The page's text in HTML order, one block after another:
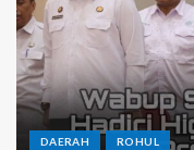
DAERAH ROHUL